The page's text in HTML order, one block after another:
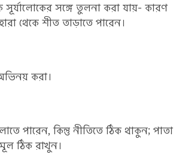
সূর্যালোকের সঙ্গে তুলনা করা যায়- কারণ
থেকে শীত তাড়াতে পারেন।
করা।
পারেন, কিন্তু নীতিতে ঠিক থাকুন; পাতা
ঠিক রাখুন।